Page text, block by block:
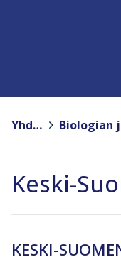
Yhdistykset
Keski-
KESKI-